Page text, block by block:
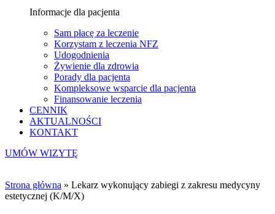
Informacje dla pacjenta
Sam płacę za leczenie
Korzystam z leczenia NFZ
Udogodnienia
Żywienie dla zdrowia
Porady dla pacjenta
Kompleksowe wsparcie dla pacjenta
Finansowanie leczenia
CENNIK
AKTUALNOŚCI
KONTAKT
UMÓW WIZYTĘ
Strona główna » Lekarz wykonujący zabiegi z zakresu medycyny
estetycznej (K/M/X)